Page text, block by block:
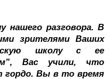
нашего разговора. В
зрителями Ваших
школу с ее
Вас учили, что
гордо. Вы в то время